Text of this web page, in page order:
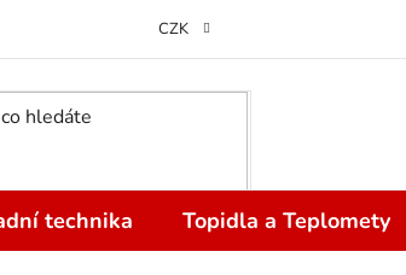
Odstoupení od kupní smlouvy do 14 dní
CZK
technika Topidla a Teplomety